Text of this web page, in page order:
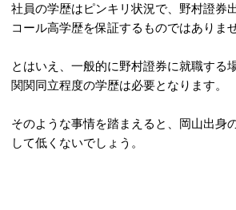
社員の学歴はピンキリ状況で、野村證券
コール高学歴を保証するものではありませ
とはいえ、一般的に野村證券に就職する
関関同立程度の学歴は必要となります。
そのような事情を踏まえると、岡山出身
して低くないでしょう。